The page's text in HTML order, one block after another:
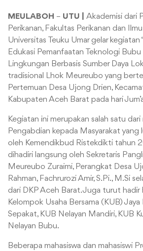
MEULABOH – UTU | Akademisi dari
Perikanan, Fakultas Perikanan dan
Universitas Teuku Umar gelar kegiatan
Edukasi Pemanfaatan Teknologi Bubu
Lingkungan Berbasis Sumber Daya
tradisional Lhok Meureubo yang
Pertemuan Desa Ujong Drien,
Kabupaten Aceh Barat pada hari
Kegiatan ini merupakan salah satu
Pengabdian kepada Masyarakat yang
oleh Kemendikbud Ristekdikti tahun
dihadiri langsung oleh Sekretaris
Meureubo Zuraimi, Perangkat Desa
Rahman, Fachrurozi Amir, S.Pi., M.Si
dari DKP Aceh Barat. Juga turut
Kelompok Usaha Bersama (KUB) Jaya
Sepakat, KUB Nelayan Mandiri, KUB
Nelayan Bubu.
Beberapa mahasiswa dan mahasiswi